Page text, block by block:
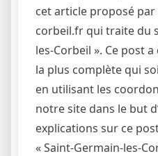
cet article proposé
corbeil.fr qui traite du
les-Corbeil ». Ce post
la plus complète qui
en utilisant les
notre site dans le but
explications sur ce
« Saint-Germain-les-